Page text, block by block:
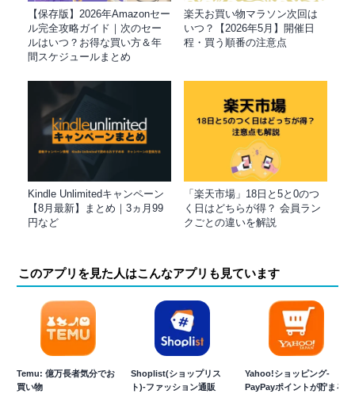
【保存版】2026年Amazonセー
ル完全攻略ガイド｜次のセー
ルはいつ？お得な買い方＆年
間スケジュールまとめ
楽天お買い物マラソン次回は
いつ？【2026年5月】開催日
程・買う順番の注意点
Kindle Unlimitedキャンペーン
【8月最新】まとめ｜3ヵ月99
円など
「楽天市場」18日と5と0のつ
く日はどちらが得？ 会員ラン
クごとの違いを解説
このアプリを見た人はこんなアプリも見ています
Temu: 億万長者気分でお
買い物
Shoplist(ショップリス
ト)-ファッション通販
Yahoo!ショッピング-
PayPayポイントが貯まる